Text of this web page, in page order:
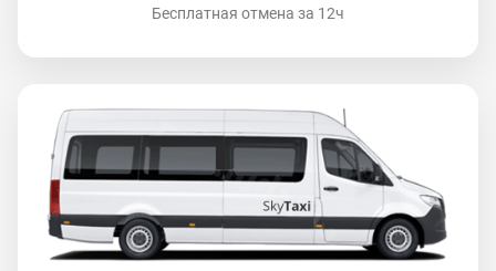
Бесплатная отмена за 12ч